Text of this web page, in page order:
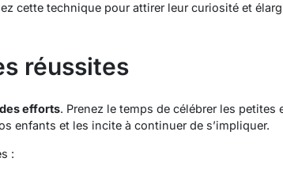
cette technique pour attirer leur curiosité et
réussites
efforts. Prenez le temps de célébrer les petites
enfants et les incite à continuer de s’impliquer.
: